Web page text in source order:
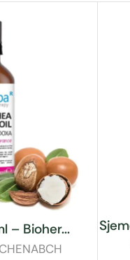
– Bioher...